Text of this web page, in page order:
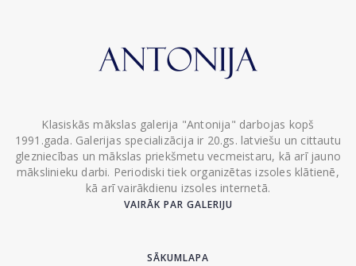
Klasiskās mākslas galerija "Antonija" darbojas kopš
1991.gada. Galerijas specializācija ir 20.gs. latviešu un cittautu
glezniecības un mākslas priekšmetu vecmeistaru, kā arī jauno
mākslinieku darbi. Periodiski tiek organizētas izsoles klātienē,
kā arī vairākdienu izsoles internetā.
VAIRĀK PAR GALERIJU
SĀKUMLAPA